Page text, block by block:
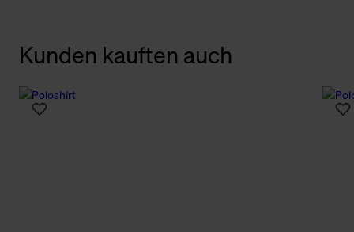
Kunden kauften auch